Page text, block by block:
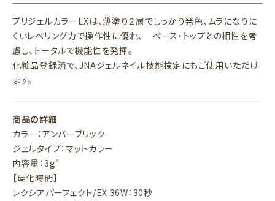
プリジェルカラーEXは、薄塗り２層でしっかり発色、ムラになりに
くいレベリング力で操作性に優れ、 ベース・トップとの相性を考
慮し、トータルで機能性を発揮。
化粧品登録済で、JNAジェルネイル技能検定にもご使用いただけ
ます。
商品の詳細
カラー：アンバーブリック
ジェルタイプ：マットカラー
内容量：3g"
【硬化時間】
レクシアパーフェクト/EX 36W：30秒